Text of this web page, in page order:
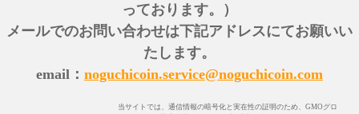
っております。）
メールでのお問い合わせは下記アドレスにてお願いい
たします。
email： noguchicoin.service@noguchicoin.com
当サイトでは、通信情報の暗号化と実在性の証明のため、GMOグロ